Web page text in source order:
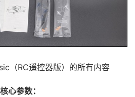
（RC遥控器版）的所有内容
心参数：